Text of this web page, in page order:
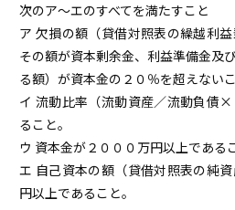
次のア～エのすべてを満たすこと
ア 欠損の額（貸借対照表の繰越利
その額が資本剰余金、利益準備金及
る額）が資本金の２０％を超えないこ
イ 流動比率（流動資産／流動負債
ること。
ウ 資本金が２０００万円以上である
エ 自己資本の額（貸借対照表の純
円以上であること。